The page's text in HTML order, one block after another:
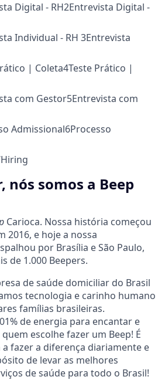
Digital - RH2Entrevista Digital -
Individual - RH 3Entrevista
| Coleta4Teste Prático |
com Gestor5Entrevista com
Admissional6Processo
Hiring
nós somos a Beep
Carioca. Nossa história começou
2016, e hoje a nossa
por Brasília e São Paulo,
de 1.000 Beepers.
de saúde domiciliar do Brasil
tecnologia e carinho humano
famílias brasileiras.
de energia para encantar e
escolhe fazer um Beep! É
fazer a diferença diariamente e
de levar as melhores
de saúde para todo o Brasil!